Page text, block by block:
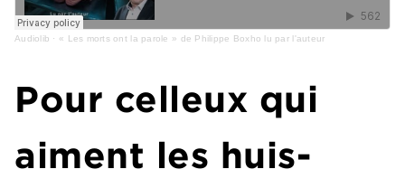
Audiolib · « Les morts ont la parole » de Philippe Boxho lu par l'auteur
Pour celleux qui
aiment les huis-